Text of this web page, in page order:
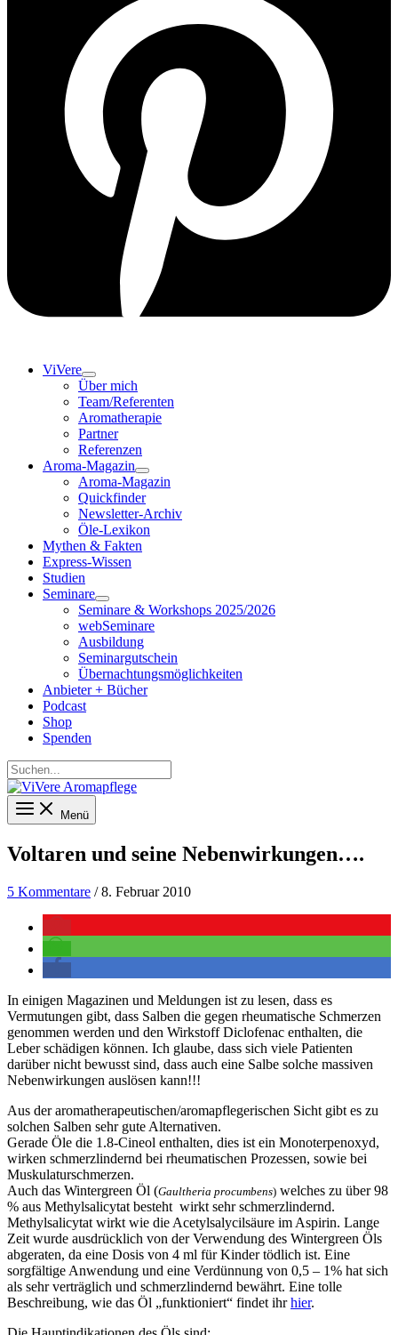
ViVere
Über mich
Team/Referenten
Aromatherapie
Partner
Referenzen
Aroma-Magazin
Aroma-Magazin
Quickfinder
Newsletter-Archiv
Öle-Lexikon
Mythen & Fakten
Express-Wissen
Studien
Seminare
Seminare & Workshops 2025/2026
webSeminare
Ausbildung
Seminargutschein
Übernachtungsmöglichkeiten
Anbieter + Bücher
Podcast
Shop
Spenden
Suchen...
Menü
Voltaren und seine Nebenwirkungen….
5 Kommentare /8. Februar 2010
In einigen Magazinen und Meldungen ist zu lesen, dass es
Vermutungen gibt, dass Salben die gegen rheumatische Schmerzen
genommen werden und den Wirkstoff Diclofenac enthalten, die
Leber schädigen können. Ich glaube, dass sich viele Patienten
darüber nicht bewusst sind, dass auch eine Salbe solche massiven
Nebenwirkungen auslösen kann!!!
Aus der aromatherapeutischen/aromapflegerischen Sicht gibt es zu
solchen Salben sehr gute Alternativen.
Gerade Öle die 1.8-Cineol enthalten, dies ist ein Monoterpenoxyd,
wirken schmerzlindernd bei rheumatischen Prozessen, sowie bei
Muskulaturschmerzen.
Auch das Wintergreen Öl (Gaultheria procumbens) welches zu über 98
% aus Methylsalicytat besteht wirkt sehr schmerzlindernd.
Methylsalicytat wirkt wie die Acetylsalycilsäure im Aspirin. Lange
Zeit wurde ausdrücklich von der Verwendung des Wintergreen Öls
abgeraten, da eine Dosis von 4 ml für Kinder tödlich ist. Eine
sorgfältige Anwendung und eine Verdünnung von 0,5 – 1% hat sich
als sehr verträglich und schmerzlindernd bewährt. Eine tolle
Beschreibung, wie das Öl „funktioniert“ findet ihrhier.